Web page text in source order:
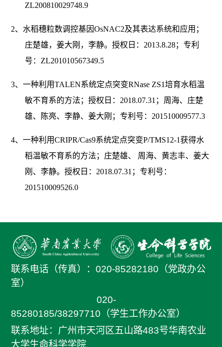
ZL200810029748.9
2、水稻穗粒数调控基因OsNAC2及其表达系统和应用；
庄楚雄，姜大刚，李静。授权日：2013.8.28；专利
号：ZL201010567349.5
3、一种利用TALEN系统定点突变RNase ZS1培育水稻温
敏不育系的方法；授权日：2018.07.31；周海、庄楚
雄、陈亮、李静、姜大刚；专利号：201510009577.3
4、一种利用CRIPR/Cas9系统定点突变P/TMS12-1获得水
稻温敏不育系的方法；庄楚雄、 周海、黄志丰、姜大
刚、李静。授权日：2018.07.31；专利号：
201510009526.0
联系电话（传真）：020-85282180（党政办公
室）
020-
85280185/38297710（学生工作办公室）
联系地址：广州市天河区五山路483号华南农业
大学生命科学学院